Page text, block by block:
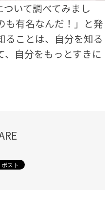
いて調べてみまし
も有名なんだ！」と発
ることは、自分を知る
、自分をもっとすきに